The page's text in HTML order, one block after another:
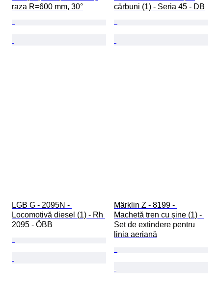
raza R=600 mm, 30°
cărbuni (1) - Seria 45 - DB
LGB G - 2095N -
Locomotivă diesel (1) - Rh
2095 - ÖBB
Märklin Z - 8199 -
Machetă tren cu șine (1) -
Set de extindere pentru
linia aeriană